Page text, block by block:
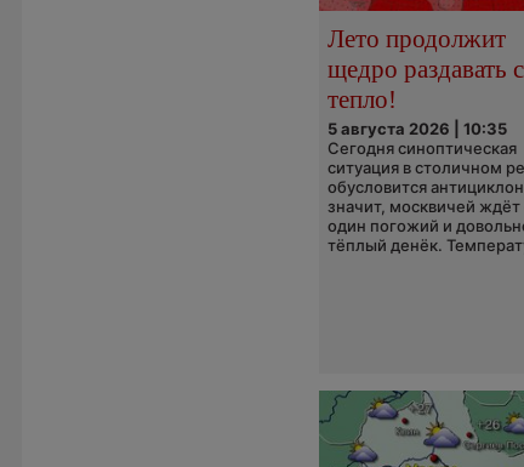
Лето продолжит
щедро раздавать
тепло!
5 августа 2026 | 10:35
Сегодня синоптическая
ситуация в столичном
обусловится
значит, москвичей
один погожий и
тёплый денёк.